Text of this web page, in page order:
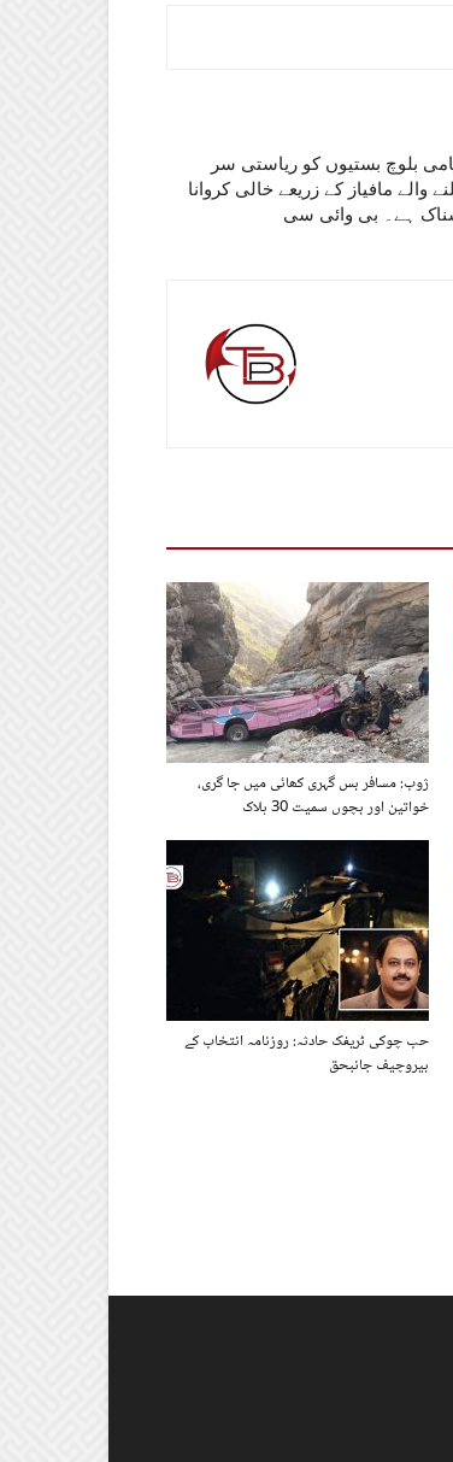
بلوچ بستیوں کو ریاستی سر
والے مافیاز کے زریعے خالی کروانا
ہے۔ بی وائی سی
ژوب: مسافر بس گہری کھائی میں جا گری،
خواتین اور بچوں سمیت 30 ہلاک
حب چوکی ٹریفک حادثہ: روزنامہ انتخاب کے
بیروچیف جانبحق